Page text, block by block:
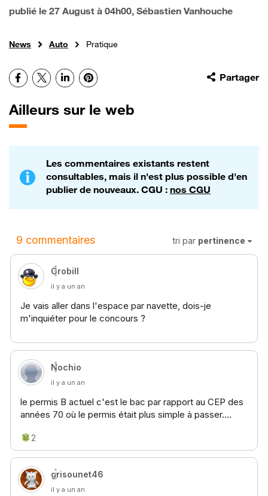
publié le 27 August à 04h00, Sébastien Vanhouche
News Auto Pratique
Partager
Facebook
X LinkedInPinterest
Ailleurs sur le web
Les commentaires existants restent
consultables, mais il n'est plus possible d'en
publier de nouveaux. CGU : nos CGU